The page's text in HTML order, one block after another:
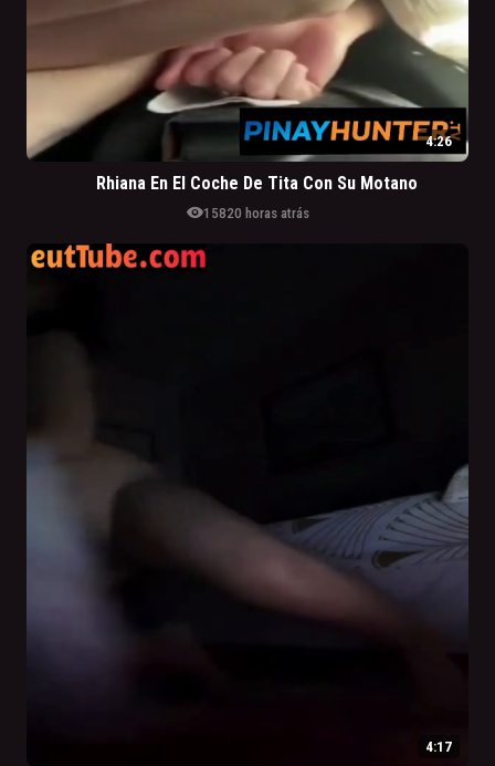
4:26
Rhiana En El Coche De Tita Con Su Motano
visibility15820 horas atrás
4:17